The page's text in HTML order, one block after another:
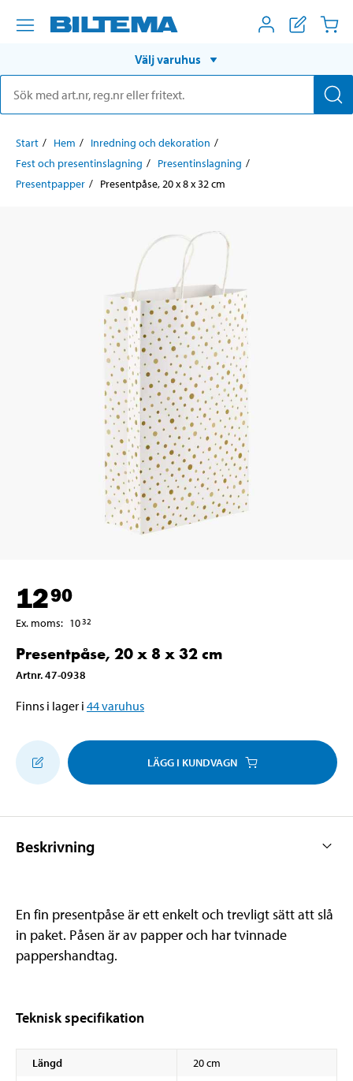
Välj varuhus
Start Hem
Inredning och dekoration
Fest och presentinslagning
Presentinslagning
Presentpapper
Presentpåse, 20 x 8 x 32 cm
1290
Ex. moms: 1032
Presentpåse, 20 x 8 x 32 cm
Artnr.47-0938
Finns i lager i 44varuhus
LÄGG I KUNDVAGN
Beskrivning
En fin presentpåse är ett enkelt och trevligt sätt att slå
in paket. Påsen är av papper och har tvinnade
pappershandtag.
Teknisk specifikation
Längd
20 cm